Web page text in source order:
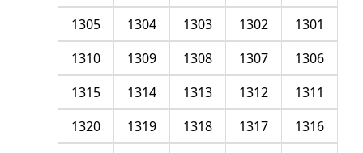
1301
1302
1303
1304
1305
1306
1307
1308
1309
1310
1311
1312
1313
1314
1315
1316
1317
1318
1319
1320